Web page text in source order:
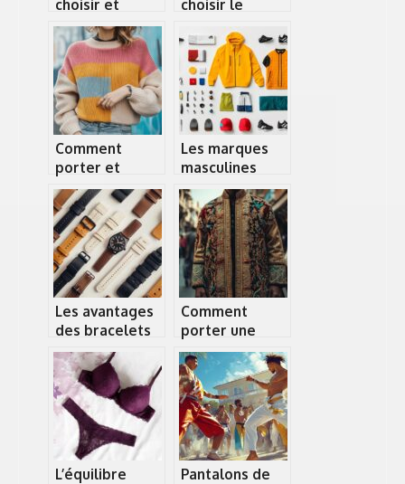
choisir et
acheter un sac
a dos
pickpocket
pour securiser
vos affaires en
ville
choisir le
meilleur
spécialiste du
tissu au mètre
pour vos
projets textiles
Comment
porter et
associer un pull
avec style ? 5
idées de jupes
pour un look
féminin
Les marques
masculines
dans le sport :
on fait le point
Les avantages
des bracelets
de montre en
cuir
interchangeables
pour homme et
femme
Comment
porter une
veste indienne
artisanale pour
un style unique
et authentique
L’équilibre
Pantalons de